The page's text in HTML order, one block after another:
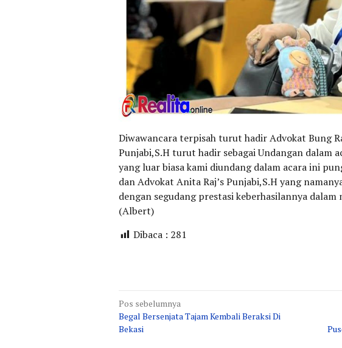
Diwawancara terpisah turut hadir Advokat Bung
Punjabi,S.H turut hadir sebagai Undangan dalam
yang luar biasa kami diundang dalam acara ini
dan Advokat Anita Raj’s Punjabi,S.H yang
dengan segudang prestasi keberhasilannya dalam
(Albert)
Dibaca : 281
Navigasi
pos
Pos sebelumnya
Begal Bersenjata Tajam Kembali Beraksi Di
Bekasi